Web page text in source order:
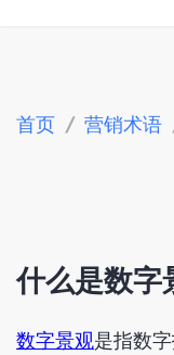
首页 / 营销术语
什么是数字
数字景观是指数